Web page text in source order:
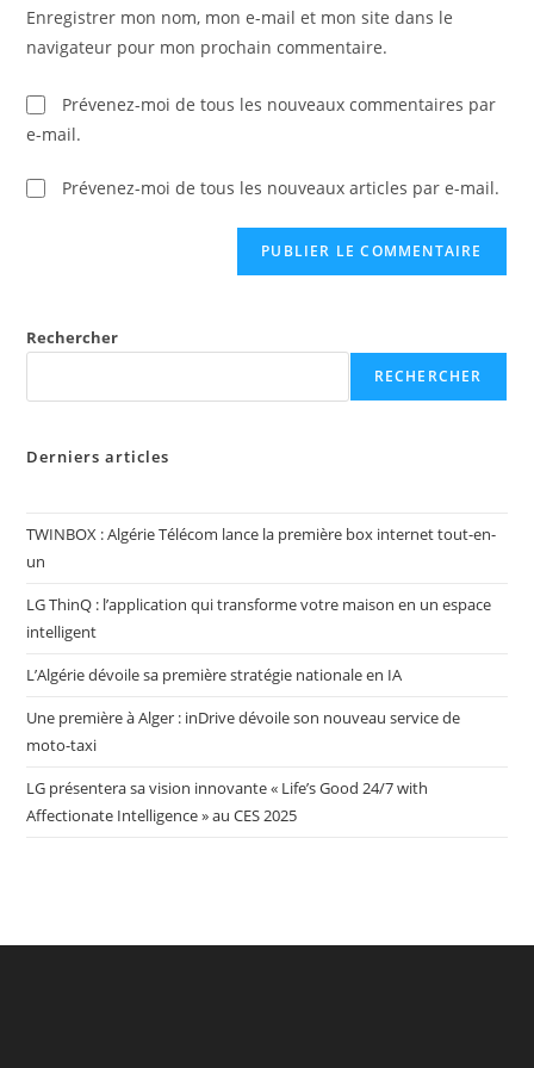
(facultatif)
Enregistrer mon nom, mon e-mail et mon site dans le
navigateur pour mon prochain commentaire.
Prévenez-moi de tous les nouveaux commentaires par
e-mail.
Prévenez-moi de tous les nouveaux articles par e-mail.
Rechercher
RECHERCHER
Derniers articles
TWINBOX : Algérie Télécom lance la première box internet tout-en-
un
LG ThinQ : l’application qui transforme votre maison en un espace
intelligent
L’Algérie dévoile sa première stratégie nationale en IA
Une première à Alger : inDrive dévoile son nouveau service de
moto-taxi
LG présentera sa vision innovante « Life’s Good 24/7 with
Affectionate Intelligence » au CES 2025